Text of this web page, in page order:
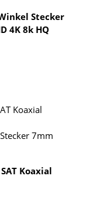
Stecker
4K 8k HQ
Koaxial
7mm
Koaxial